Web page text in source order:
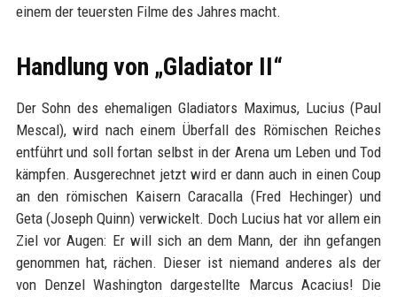
einem der teuersten Filme des Jahres macht.
Handlung von „Gladiator II“
Der Sohn des ehemaligen Gladiators Maximus, Lucius (Paul
Mescal), wird nach einem Überfall des Römischen Reiches
entführt und soll fortan selbst in der Arena um Leben und Tod
kämpfen. Ausgerechnet jetzt wird er dann auch in einen Coup
an den römischen Kaisern Caracalla (Fred Hechinger) und
Geta (Joseph Quinn) verwickelt. Doch Lucius hat vor allem ein
Ziel vor Augen: Er will sich an dem Mann, der ihn gefangen
genommen hat, rächen. Dieser ist niemand anderes als der
von Denzel Washington dargestellte Marcus Acacius! Die